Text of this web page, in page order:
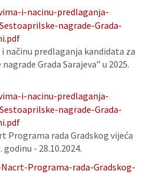
i-nacinu-predlaganja-
nagrade-Grada-
načinu predlaganja kandidata za
Grada Sarajeva” u 2025.
i-nacinu-predlaganja-
nagrade-Grada-
Programa rada Gradskog vijeća
godinu - 28.10.2024.
Programa-rada-Gradskog-